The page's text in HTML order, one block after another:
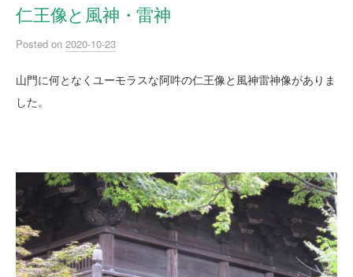
仁王像と風神・雷神
Posted on 2020-10-23
山門に何となくユーモラスな阿吽の仁王像と風神雷神像がありま
した。